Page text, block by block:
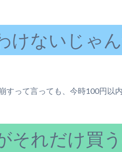
けないじゃ
すって言っても、今時100円以
それだけ買